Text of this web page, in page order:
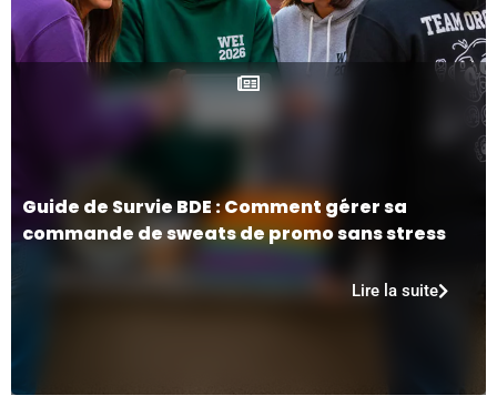
Guide de Survie BDE : Comment gérer sa
commande de sweats de promo sans stress
Lire la suite